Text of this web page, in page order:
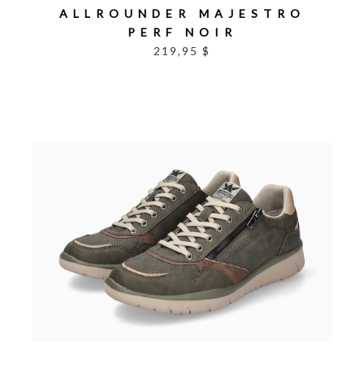
ALLROUNDER MAJESTRO
PERF NOIR
219,95 $